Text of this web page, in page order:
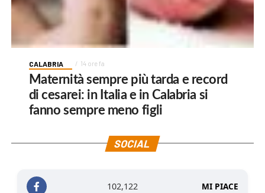
CALABRIA 14 ore fa
Maternità sempre più tarda e record
di cesarei: in Italia e in Calabria si
fanno sempre meno figli
SOCIAL
102,122 MI PIACE